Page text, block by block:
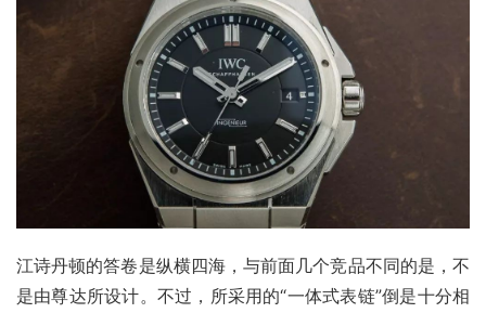
江诗丹顿的答卷是纵横四海，与前面几个竞品不同的是，不
是由尊达所设计。不过，所采用的“一体式表链”倒是十分相